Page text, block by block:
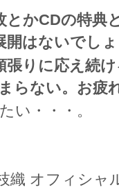
とかCDの特典
開はないでし
張りに応え続
らない。お疲
い・・・。
枝織 オフィシ